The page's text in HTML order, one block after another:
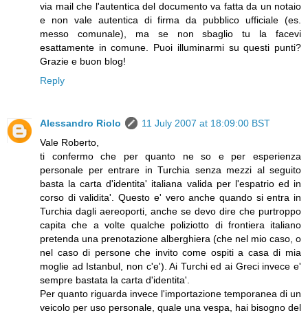
via mail che l'autentica del documento va fatta da un notaio
e non vale autentica di firma da pubblico ufficiale (es.
messo comunale), ma se non sbaglio tu la facevi
esattamente in comune. Puoi illuminarmi su questi punti?
Grazie e buon blog!
Reply
Alessandro Riolo
11 July 2007 at 18:09:00 BST
Vale Roberto,
ti confermo che per quanto ne so e per esperienza
personale per entrare in Turchia senza mezzi al seguito
basta la carta d'identita' italiana valida per l'espatrio ed in
corso di validita'. Questo e' vero anche quando si entra in
Turchia dagli aereoporti, anche se devo dire che purtroppo
capita che a volte qualche poliziotto di frontiera italiano
pretenda una prenotazione alberghiera (che nel mio caso, o
nel caso di persone che invito come ospiti a casa di mia
moglie ad Istanbul, non c'e'). Ai Turchi ed ai Greci invece e'
sempre bastata la carta d'identita'.
Per quanto riguarda invece l'importazione temporanea di un
veicolo per uso personale, quale una vespa, hai bisogno del